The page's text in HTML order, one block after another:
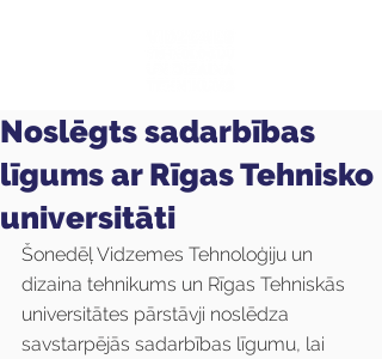
Noslēgts sadarbības
līgums ar Rīgas Tehnisko
universitāti
Šonedēļ Vidzemes Tehnoloģiju un
dizaina tehnikums un Rīgas Tehniskās
universitātes pārstāvji noslēdza
savstarpējās sadarbības līgumu, lai